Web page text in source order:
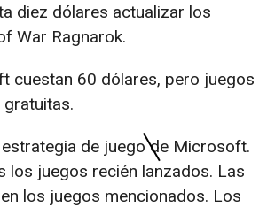
diez dólares actualizar los
War Ragnarok.
cuestan 60 dólares, pero juegos
de juego de Microsoft.
los juegos recién lanzados. Las
los juegos mencionados. Los